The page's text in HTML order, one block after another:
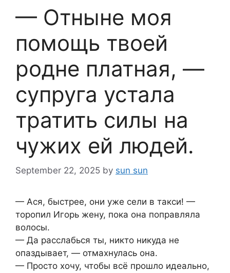
— Отныне моя
помощь твоей
родне платная, —
супруга устала
тратить силы на
чужих ей людей.
September 22, 2025 by sun sun
— Ася, быстрее, они уже сели в такси! —
торопил Игорь жену, пока она поправляла
волосы.
— Да расслабься ты, никто никуда не
опаздывает, — отмахнулась она.
— Просто хочу, чтобы всё прошло идеально,